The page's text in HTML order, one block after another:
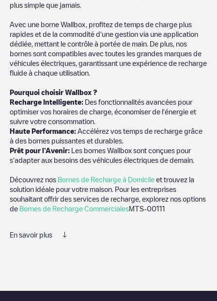
plus simple que jamais.
Avec une borne Wallbox, profitez de temps de charge plus
rapides et de la commodité d'une gestion via une application
dédiée, mettant le contrôle à portée de main. De plus, nos
bornes sont compatibles avec toutes les grandes marques de
véhicules électriques, garantissant une expérience de recharge
fluide à chaque utilisation.
Pourquoi choisir Wallbox ?
Recharge Intelligente: Des fonctionnalités avancées pour
optimiser vos horaires de charge, économiser de l'énergie et
suivre votre consommation.
Haute Performance: Accélérez vos temps de recharge grâce
à des bornes puissantes et durables.
Prêt pour l'Avenir: Les bornes Wallbox sont conçues pour
s'adapter aux besoins des véhicules électriques de demain.
Découvrez nos Bornes de Recharge à Domicile et trouvez la
solution idéale pour votre maison. Pour les entreprises
souhaitant offrir des services de recharge, explorez nos options
de Bornes de Recharge CommercialesMTS-00111
En savoir plus